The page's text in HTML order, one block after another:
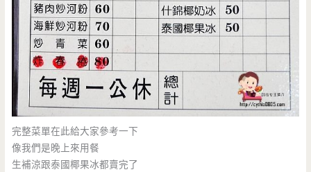
完整菜單在此給大家參考一下
像我們是晚上來用餐
生補涼跟泰國椰果冰都賣完了